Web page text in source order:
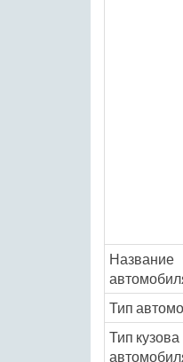
Название
Тип
Тип кузова